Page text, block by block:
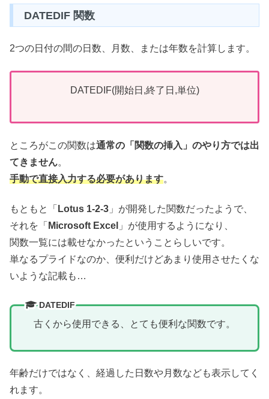
DATEDIF 関数
2つの日付の間の日数、月数、または年数を計算します。
DATEDIF(開始日,終了日,単位)
ところがこの関数は通常の「関数の挿入」のやり方では出
てきません。
手動で直接入力する必要があります。
もともと「 Lotus 1-2-3 」が開発した関数だったようで、
それを「 Microsoft Excel 」が使用するようになり、
関数一覧には載せなかったということらしいです。
単なるプライドなのか、便利だけどあまり使用させたくな
いような記載も…
DATEDIF
古くから使用できる、とても便利な関数です。
年齢だけではなく、経過した日数や月数なども表示してく
れます。